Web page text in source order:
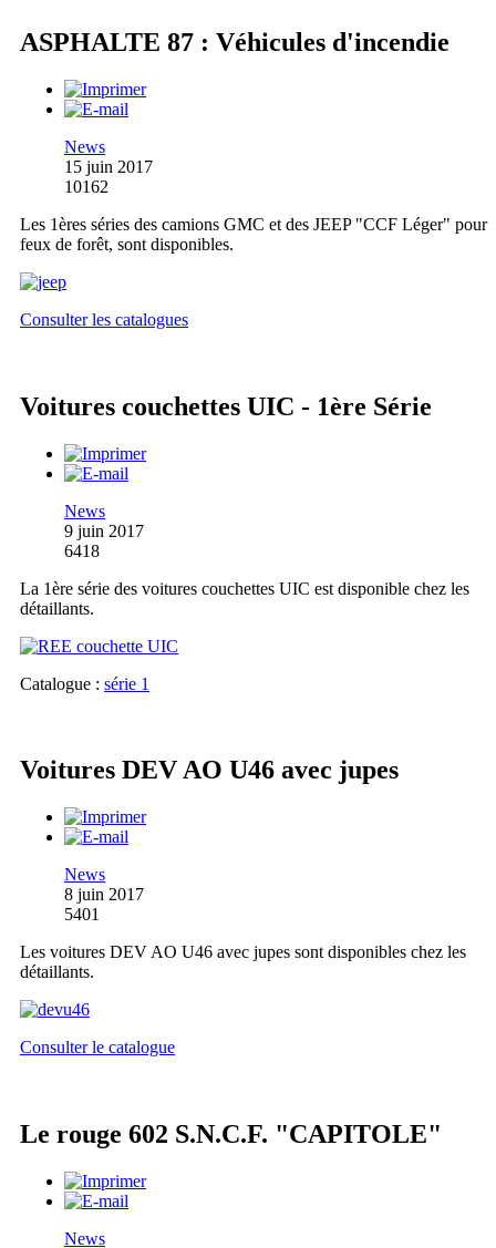
ASPHALTE 87 : Véhicules d'incendie
News
15 juin 2017
10162
Les 1ères séries des camions GMC et des JEEP "CCF Léger" pour
feux de forêt, sont disponibles.
Consulter les catalogues
Voitures couchettes UIC - 1ère Série
News
9 juin 2017
6418
La 1ère série des voitures couchettes UIC est disponible chez les
détaillants.
Catalogue : série 1
Voitures DEV AO U46 avec jupes
News
8 juin 2017
5401
Les voitures DEV AO U46 avec jupes sont disponibles chez les
détaillants.
Consulter le catalogue
Le rouge 602 S.N.C.F. "CAPITOLE"
News